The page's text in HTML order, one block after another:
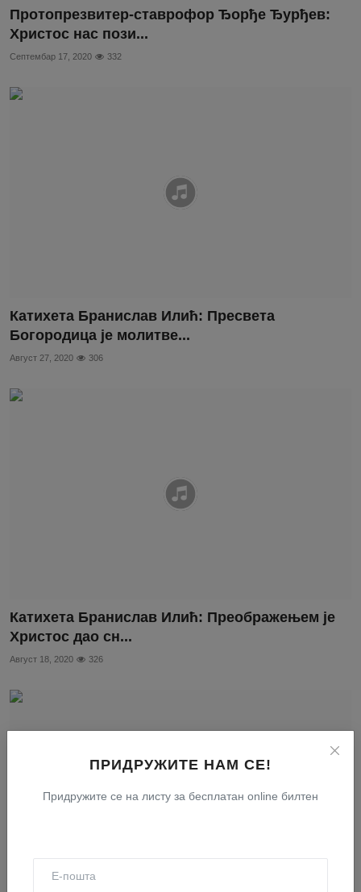
ПРИДРУЖИТЕ НАМ СЕ!
Придружите се на листу за бесплатан online билтен
Протопрезвитер-ставрофор Ђорђе Ђурђев:
Христос нас пози...
Септембар 17, 2020 332
Катихета Бранислав Илић: Пресвета
Богородица је молитве...
Август 27, 2020 306
Катихета Бранислав Илић: Преображењем је
Христос дао сн...
Август 18, 2020 326